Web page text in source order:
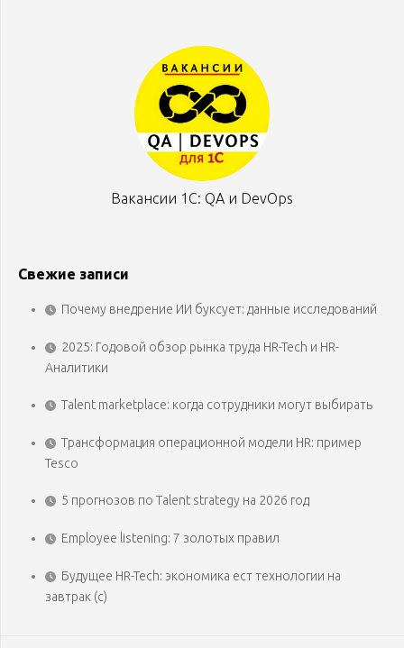
Вакансии 1С: QA и DevOps
Свежие записи
Почему внедрение ИИ буксует: данные исследований
2025: Годовой обзор рынка труда HR-Tech и HR-
Аналитики
Talent marketplace: когда сотрудники могут выбирать
Трансформация операционной модели HR: пример
Tesco
5 прогнозов по Talent strategy на 2026 год
Employee listening: 7 золотых правил
Будущее HR-Tech: экономика ест технологии на
завтрак (с)